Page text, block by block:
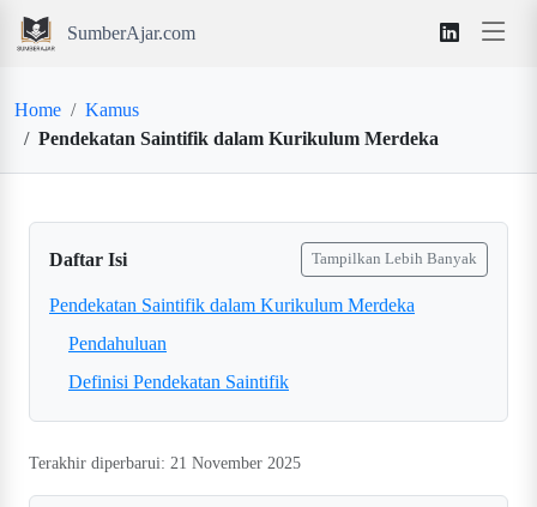
SumberAjar.com
Home
Kamus
Pendekatan Saintifik dalam Kurikulum Merdeka
Daftar Isi Tampilkan Lebih Banyak
Pendekatan Saintifik dalam Kurikulum Merdeka
Pendahuluan
Definisi Pendekatan Saintifik
Terakhir diperbarui: 21 November 2025